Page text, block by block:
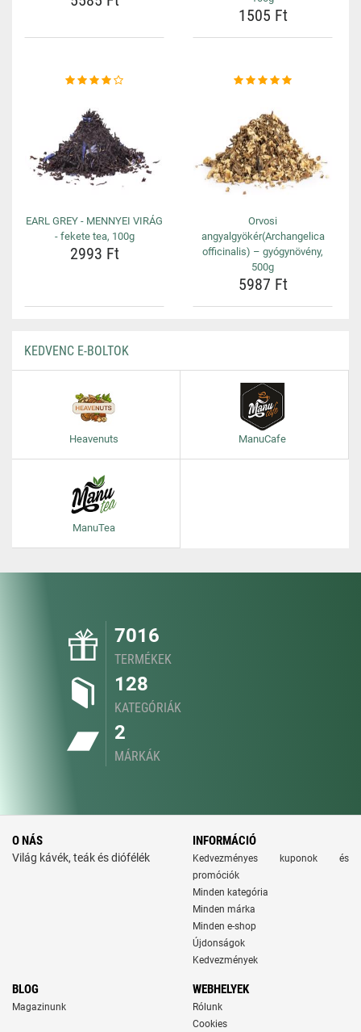
1505 Ft
EARL GREY - MENNYEI VIRÁG
- fekete tea, 100g
2993 Ft
Orvosi
angyalgyökér(Archangelica
officinalis) – gyógynövény,
500g
5987 Ft
KEDVENC E-BOLTOK
Heavenuts ManuCafe
ManuTea
7016
TERMÉKEK
128
KATEGÓRIÁK
2
MÁRKÁK
O NÁS
Világ kávék, teák és diófélék
INFORMÁCIÓ
Kedvezményes kuponok és
promóciók
Minden kategória
Minden márka
Minden e-shop
Újdonságok
Kedvezmények
BLOG
Magazinunk
WEBHELYEK
Rólunk
Cookies